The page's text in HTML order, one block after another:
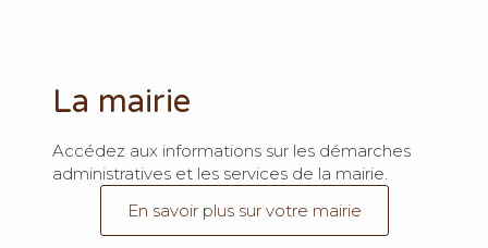
La mairie
Accédez aux informations sur les démarches
administratives et les services de la mairie.
En savoir plus sur votre mairie